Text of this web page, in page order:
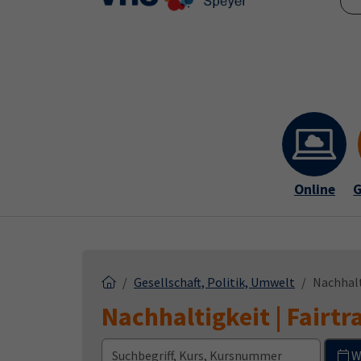
Skip to main content
Skip to page footer
Online
Gesellschaft, Politik, Umwelt
Nachhaltigkeit |